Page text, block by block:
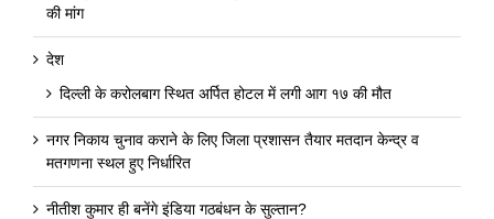
की मांग
देश
दिल्ली के करोलबाग स्थित अर्पित होटल में लगी आग १७ की मौत
नगर निकाय चुनाव कराने के लिए जिला प्रशासन तैयार मतदान केन्द्र व
मतगणना स्थल हुए निर्धारित
नीतीश कुमार ही बनेंगे इंडिया गठबंधन के सुल्तान?